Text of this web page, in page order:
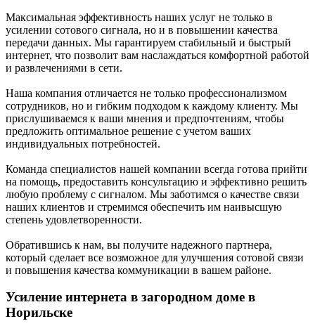
Максимальная эффективность наших услуг не только в
усилении сотового сигнала, но и в повышении качества
передачи данных. Мы гарантируем стабильный и быстрый
интернет, что позволит вам наслаждаться комфортной работой
и развлечениями в сети.
Наша компания отличается не только профессионализмом
сотрудников, но и гибким подходом к каждому клиенту. Мы
прислушиваемся к ваши мнения и предпочтениям, чтобы
предложить оптимальное решение с учетом ваших
индивидуальных потребностей.
Команда специалистов нашей компании всегда готова прийти
на помощь, предоставить консультацию и эффективно решить
любую проблему с сигналом. Мы заботимся о качестве связи
наших клиентов и стремимся обеспечить им наивысшую
степень удовлетворенности.
Обратившись к нам, вы получите надежного партнера,
который сделает все возможное для улучшения сотовой связи
и повышения качества коммуникации в вашем районе.
Усиление интернета в загородном доме в
Норильске